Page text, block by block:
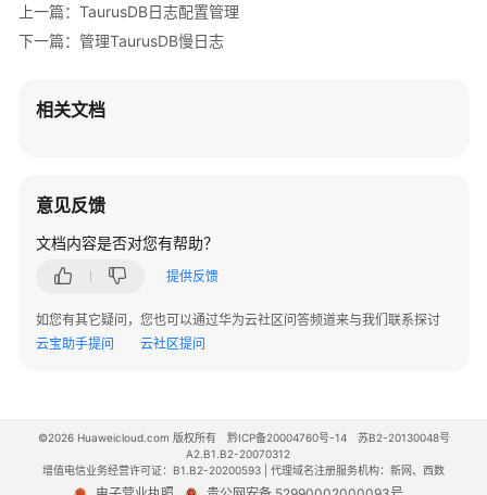
据
库
数
据
实
例
管
理
版
数
上一篇：TaurusDB日志配置管理
下一篇：管理TaurusDB慢日志
相关文档
意见反馈
文档内容是否对您有帮助？
提供反馈
如您有其它疑问，您也可以通过华为云社区问答频道来与我们联系探讨
云宝助手提问
云社区提问
©2026 Huaweicloud.com 版权所有 黔ICP备20004760号-14
苏B2-20130048号
A2.B1.B2-20070312
增值电信业务经营许可证：B1.B2-20200593 | 代理域名注册服务机构：新网、西数